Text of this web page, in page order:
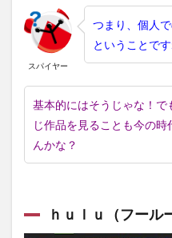
スパイヤー
つまり、個人
ということです
基本的にはそうじゃな！で
じ作品を見ることも今の時
んかな？
ｈｕｌｕ（フール